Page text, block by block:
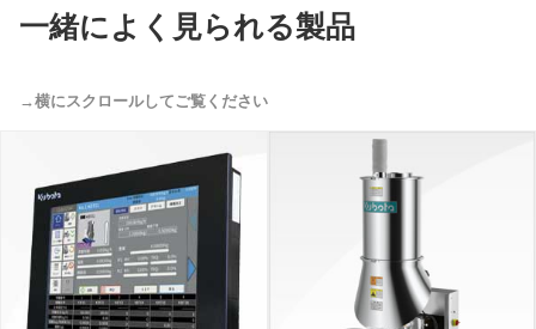
一緒によく見られる製品